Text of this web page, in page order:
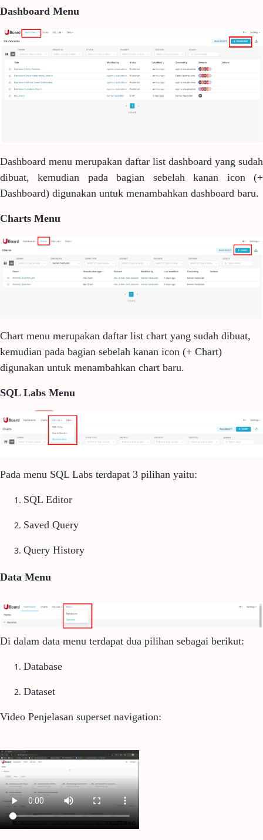
Dashboard Menu
Dashboard menu merupakan daftar list dashboard yang sudah
dibuat, kemudian pada bagian sebelah kanan icon (+
Dashboard) digunakan untuk menambahkan dashboard baru.
Charts Menu
Chart menu merupakan daftar list chart yang sudah dibuat,
kemudian pada bagian sebelah kanan icon (+ Chart)
digunakan untuk menambahkan chart baru.
SQL Labs Menu
Pada menu SQL Labs terdapat 3 pilihan yaitu:
SQL Editor
Saved Query
Query History
Data Menu
Di dalam data menu terdapat dua pilihan sebagai berikut:
Database
Dataset
Video Penjelasan superset navigation: